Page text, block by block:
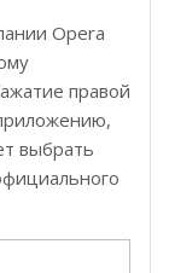
Opera
правой
выбрать